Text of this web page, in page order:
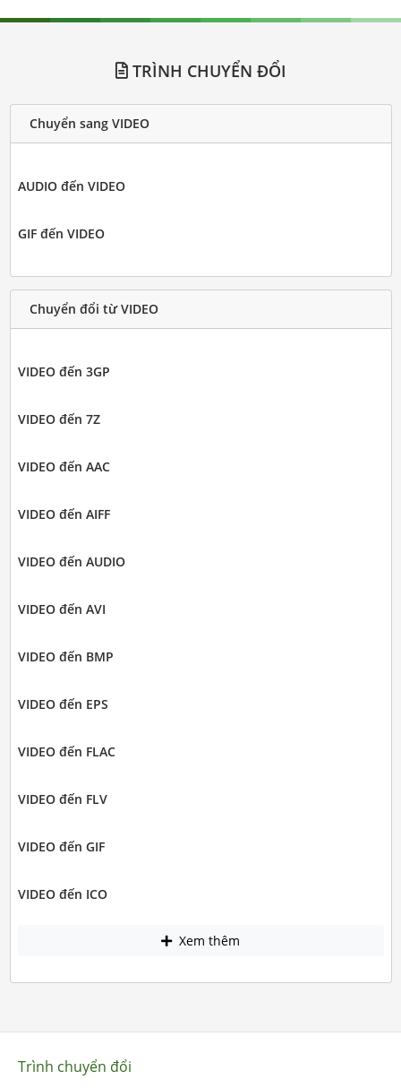
TRÌNH CHUYỂN ĐỔI
Chuyển sang VIDEO
AUDIO đến VIDEO
GIF đến VIDEO
Chuyển đổi từ VIDEO
VIDEO đến 3GP
VIDEO đến 7Z
VIDEO đến AAC
VIDEO đến AIFF
VIDEO đến AUDIO
VIDEO đến AVI
VIDEO đến BMP
VIDEO đến EPS
VIDEO đến FLAC
VIDEO đến FLV
VIDEO đến GIF
VIDEO đến ICO
Xem thêm
Trình chuyển đổi